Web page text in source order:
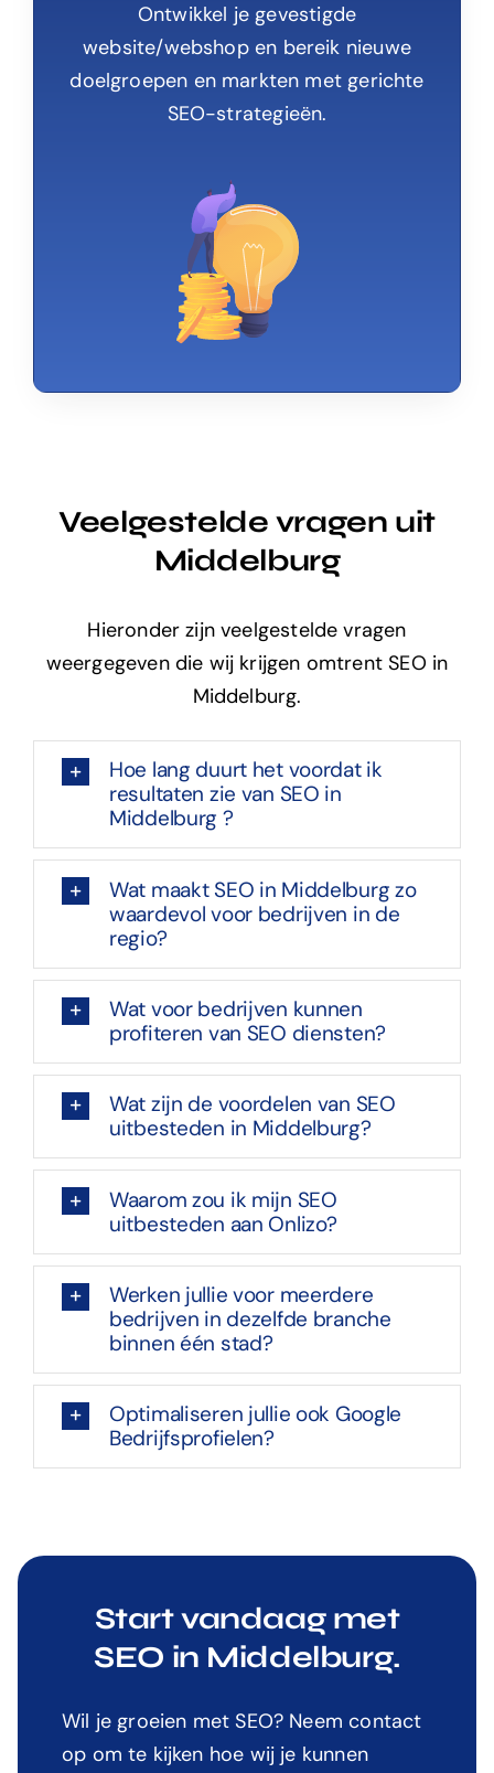
Ontwikkel je gevestigde
website/webshop en bereik nieuwe
doelgroepen en markten met gerichte
SEO-strategieën.
Veelgestelde vragen uit
Middelburg
Hieronder zijn veelgestelde vragen
weergegeven die wij krijgen omtrent SEO in
Middelburg.
Hoe lang duurt het voordat ik
resultaten zie van SEO in
Middelburg ?
Wat maakt SEO in Middelburg zo
waardevol voor bedrijven in de
regio?
Wat voor bedrijven kunnen
profiteren van SEO diensten?
Wat zijn de voordelen van SEO
uitbesteden in Middelburg?
Waarom zou ik mijn SEO
uitbesteden aan Onlizo?
Werken jullie voor meerdere
bedrijven in dezelfde branche
binnen één stad?
Optimaliseren jullie ook Google
Bedrijfsprofielen?
Start vandaag met
SEO in Middelburg.
Wil je groeien met SEO? Neem contact
op om te kijken hoe wij je kunnen